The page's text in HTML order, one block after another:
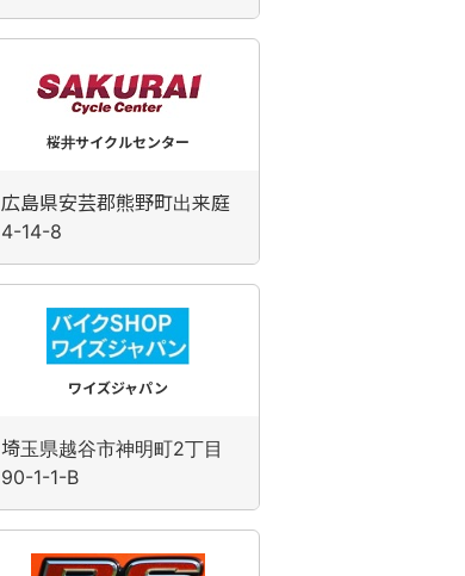
桜井サイクルセンター
広島県安芸郡熊野町出来庭
4-14-8
ワイズジャパン
埼玉県越谷市神明町2丁目
90-1-1-B